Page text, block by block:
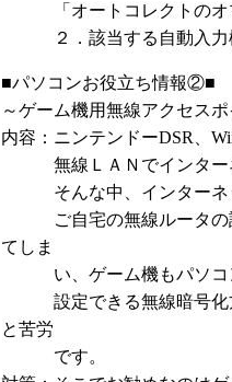
「オートコレクトのオプ
２．該当する自動入力機
■パソコンお役立ち情報②■
～ゲーム機用無線アクセスポ
内容：ニンテンドーDSR、
無線ＬＡＮでインターネ
そんな中、インターネッ
ご自宅の無線ルータの設
てしま
い、ゲーム機もパソコン
設定できる無線暗号化方
と苦労
です。